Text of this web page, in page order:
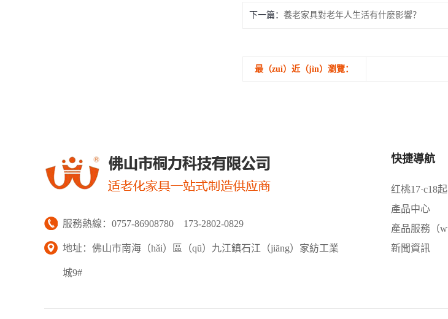
下一篇： 養老家具對老年人生活有什麽影響？
最（zuì）近（jìn）瀏覽：
服務熱線：0757-86908780 173-2802-0829
地址：佛山市南海（hǎi）區（qū）九江鎮石江（jiāng）家紡工業
城9#
快捷導航
红桃17·c18
產品中心
產品服務（
新聞資訊